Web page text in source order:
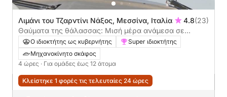
Λιμάνι του Τζαρντίνι Νάξος, Μεσσίνα, Ιταλία 4.8(23)
Θαύματα της θάλασσας: Μισή μέρα ανάμεσα σε
σπηλιές, Faraglioni και κολύμβηση με αναπνευστήρα
στην Ταορμίνα
Ο ιδιοκτήτης ως κυβερνήτης
Super ιδιοκτήτης
Μηχανοκίνητο σκάφος
4 ώρες · Για ομάδες έως 12 άτομα
Κλείστηκε 1 φορές τις τελευταίες 24 ώρες